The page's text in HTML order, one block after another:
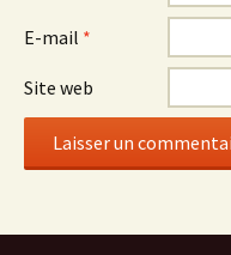
E-mail *
Site web